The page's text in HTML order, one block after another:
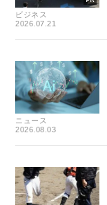
ビジネス
2026.07.21
ニュース
2026.08.03